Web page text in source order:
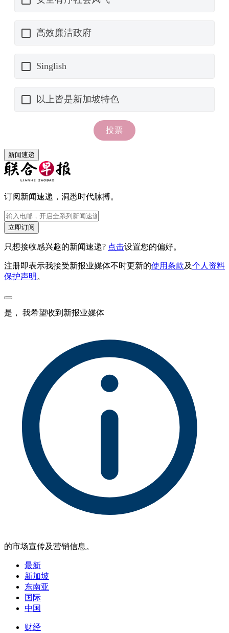
新闻速递
订阅新闻速递，洞悉时代脉搏。
立即订阅
只想接收感兴趣的新闻速递? 点击设置您的偏好。
注册即表示我接受新报业媒体不时更新的使用条款及个人资料
保护声明 。
是， 我希望收到新报业媒体
的市场宣传及营销信息。
最新
新加坡
东南亚
国际
中国
财经